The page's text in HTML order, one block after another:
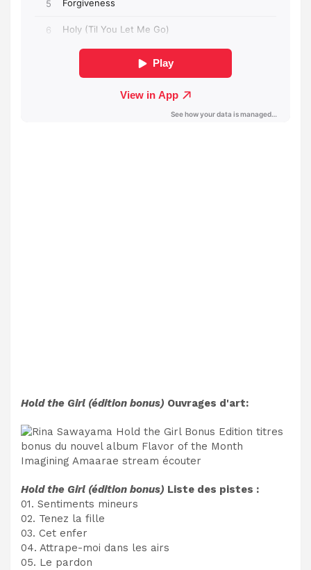
Hold the Girl (édition bonus) Ouvrages d'art:
Hold the Girl (édition bonus) Liste des pistes :
01. Sentiments mineurs
02. Tenez la fille
03. Cet enfer
04. Attrape-moi dans les airs
05. Le pardon